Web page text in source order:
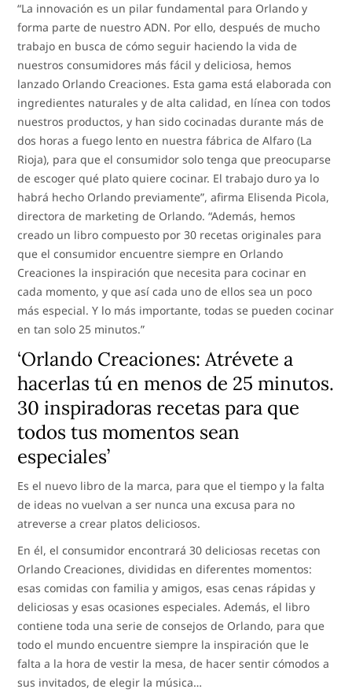
“La innovación es un pilar fundamental para Orlando y
forma parte de nuestro ADN. Por ello, después de mucho
trabajo en busca de cómo seguir haciendo la vida de
nuestros consumidores más fácil y deliciosa, hemos
lanzado Orlando Creaciones. Esta gama está elaborada con
ingredientes naturales y de alta calidad, en línea con todos
nuestros productos, y han sido cocinadas durante más de
dos horas a fuego lento en nuestra fábrica de Alfaro (La
Rioja), para que el consumidor solo tenga que preocuparse
de escoger qué plato quiere cocinar. El trabajo duro ya lo
habrá hecho Orlando previamente”, afirma Elisenda Picola,
directora de marketing de Orlando. “Además, hemos
creado un libro compuesto por 30 recetas originales para
que el consumidor encuentre siempre en Orlando
Creaciones la inspiración que necesita para cocinar en
cada momento, y que así cada uno de ellos sea un poco
más especial. Y lo más importante, todas se pueden cocinar
en tan solo 25 minutos.”
‘Orlando Creaciones: Atrévete a
hacerlas tú en menos de 25 minutos.
30 inspiradoras recetas para que
todos tus momentos sean
especiales’
Es el nuevo libro de la marca, para que el tiempo y la falta
de ideas no vuelvan a ser nunca una excusa para no
atreverse a crear platos deliciosos.
En él, el consumidor encontrará 30 deliciosas recetas con
Orlando Creaciones, divididas en diferentes momentos:
esas comidas con familia y amigos, esas cenas rápidas y
deliciosas y esas ocasiones especiales. Además, el libro
contiene toda una serie de consejos de Orlando, para que
todo el mundo encuentre siempre la inspiración que le
falta a la hora de vestir la mesa, de hacer sentir cómodos a
sus invitados, de elegir la música…